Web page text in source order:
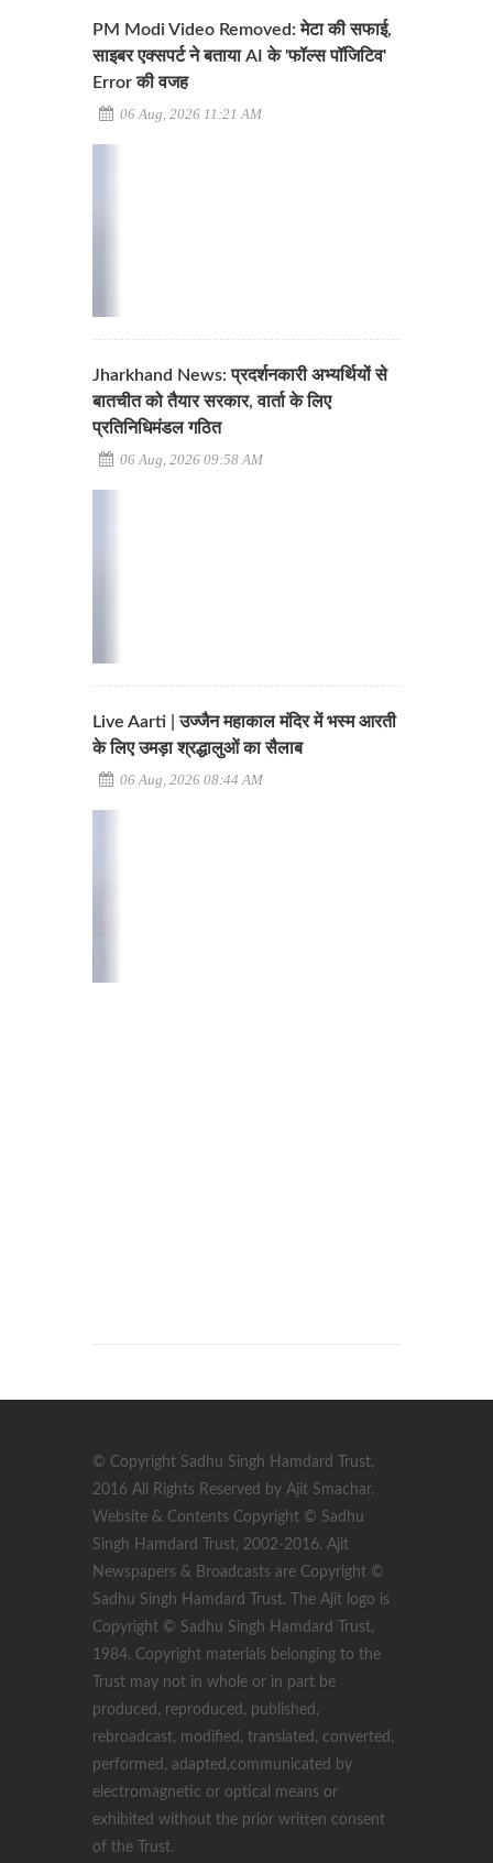
PM Modi Video Removed: मेटा की सफाई,
साइबर एक्सपर्ट ने बताया AI के 'फॉल्स पॉजिटिव'
Error की वजह
06 Aug, 2026 11:21 AM
Jharkhand News: प्रदर्शनकारी अभ्यर्थियों से
बातचीत को तैयार सरकार, वार्ता के लिए
प्रतिनिधिमंडल गठित
06 Aug, 2026 09:58 AM
Live Aarti | उज्जैन महाकाल मंदिर में भस्म आरती
के लिए उमड़ा श्रद्धालुओं का सैलाब
06 Aug, 2026 08:44 AM
© Copyright Sadhu Singh Hamdard Trust,
2016 All Rights Reserved by Ajit Smachar.
Website & Contents Copyright © Sadhu
Singh Hamdard Trust, 2002-2016. Ajit
Newspapers & Broadcasts are Copyright ©
Sadhu Singh Hamdard Trust. The Ajit logo is
Copyright © Sadhu Singh Hamdard Trust,
1984. Copyright materials belonging to the
Trust may not in whole or in part be
produced, reproduced, published,
rebroadcast, modified, translated, converted,
performed, adapted,communicated by
electromagnetic or optical means or
exhibited without the prior written consent
of the Trust.